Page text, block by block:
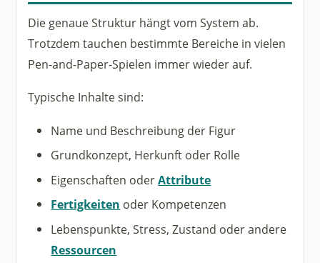
Die genaue Struktur hängt vom System ab.
Trotzdem tauchen bestimmte Bereiche in vielen
Pen-and-Paper-Spielen immer wieder auf.
Typische Inhalte sind:
Name und Beschreibung der Figur
Grundkonzept, Herkunft oder Rolle
Eigenschaften oderAttribute
Fertigkeiten oder Kompetenzen
Lebenspunkte, Stress, Zustand oder andere
Ressourcen